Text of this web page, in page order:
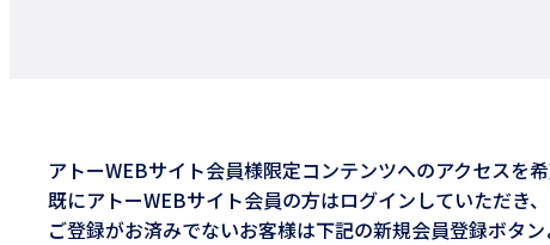
アトーWEBサイト会員様限定コンテンツへのアクセスを
既にアトーWEBサイト会員の方はログインしていただき
ご登録がお済みでないお客様は下記の新規会員登録ボタ